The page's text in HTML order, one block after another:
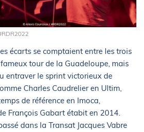
écarts se comptaient entre les trois
tour de la Guadeloupe, mais
entraver le sprint victorieux de
Charles Caudrelier en Ultim,
de référence en Imoca,
François Gabart étabit en 2014.
dans la Transat Jacques Vabre